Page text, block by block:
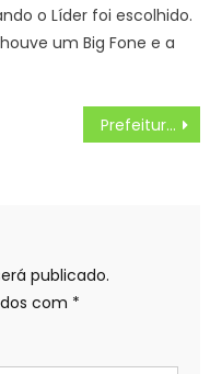
o Líder foi escolhido.
um Big Fone e a
Prefeitura de Cuiab | Expediente nos rgos da administrao ser suspenso no feriado nacional de 15 de novembro; servios essenciais sero mantidos
publicado.
com *